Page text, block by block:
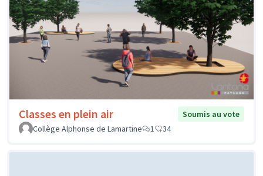
Classes en plein air
Soumis au vote
Collège Alphonse de Lamartine
1 34